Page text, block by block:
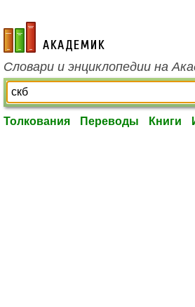
academic.ru
Словари и энциклопедии на
Толкования Переводы Книги